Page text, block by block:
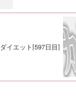
ダイエット[597日目]